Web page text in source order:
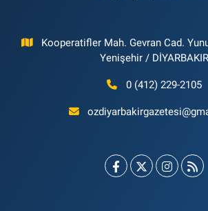
Kooperatifler Mah. Gevran Cad.
Yenişehir / DİYARBAKIR
0 (412) 229-2105